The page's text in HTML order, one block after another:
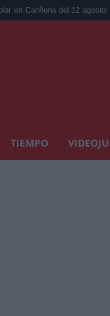
del 12 agosto: Bodegas C...
TIEMPO